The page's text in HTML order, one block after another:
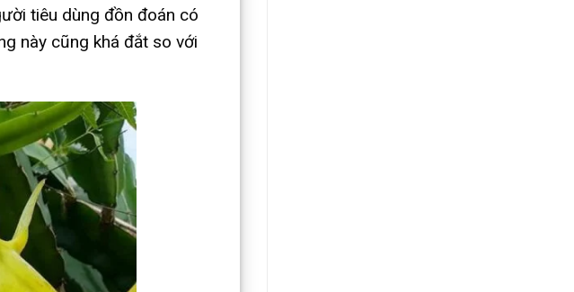
tiêu dùng đồn đoán có
này cũng khá đắt so với